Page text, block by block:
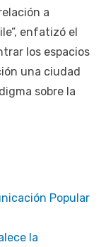
a
enfatizó el
los espacios
una ciudad
sobre la
Popular
la